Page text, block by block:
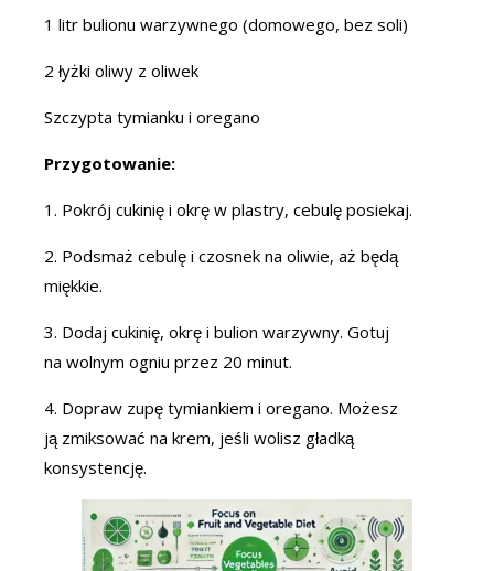
1 litr bulionu warzywnego (domowego, bez soli)
2 łyżki oliwy z oliwek
Szczypta tymianku i oregano
Przygotowanie:
1. Pokrój cukinię i okrę w plastry, cebulę posiekaj.
2. Podsmaż cebulę i czosnek na oliwie, aż będą
miękkie.
3. Dodaj cukinię, okrę i bulion warzywny. Gotuj
na wolnym ogniu przez 20 minut.
4. Dopraw zupę tymiankiem i oregano. Możesz
ją zmiksować na krem, jeśli wolisz gładką
konsystencję.